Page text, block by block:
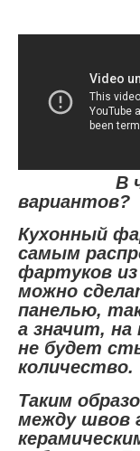
В чем
вариантов?
Кухонный
самым
фартуков из
можно
панелью,
а значит, на
не будет
количество.
Таким
между швов